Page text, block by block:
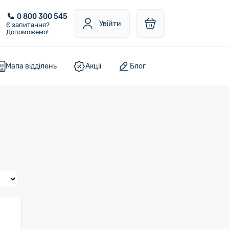
0 800 300 545
Є запитання?
Допоможемо!
Увійти
Мапа відділень Акції Блог